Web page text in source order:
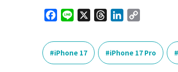
c
e
b
n
e
r
e
a
n
k
e
p
y
L
iPhone 17 iPhone 17 Pro